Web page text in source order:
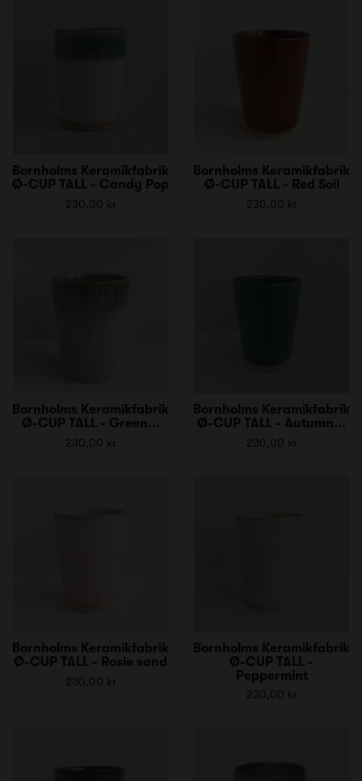
Bornholms Keramikfabrik
Ø-CUP TALL - Candy Pop
230,00 kr
Bornholms Keramikfabrik
Ø-CUP TALL - Red Soil
230,00 kr
Bornholms Keramikfabrik
Ø-CUP TALL - Green...
230,00 kr
Bornholms Keramikfabrik
Ø-CUP TALL - Autumn...
230,00 kr
Bornholms Keramikfabrik
Ø-CUP TALL - Rosie sand
230,00 kr
Bornholms Keramikfabrik
Ø-CUP TALL -
Peppermint
230,00 kr